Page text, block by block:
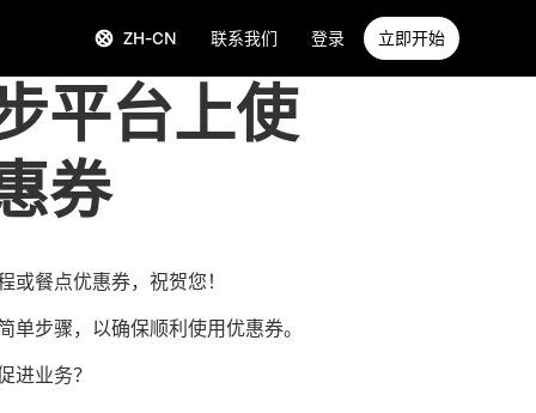
ZH-CN 联系我们 登录 立即开始
平台上使
券
或餐点优惠券，祝贺您！
单步骤，以确保顺利使用优惠券。
进业务？